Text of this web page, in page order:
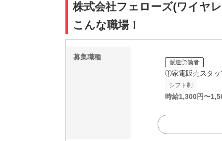
株式会社フェローズ(ワイヤ
こんな職場！
募集職種
派遣労働者
①家電販売スタッ
シフト制
時給1,300円〜